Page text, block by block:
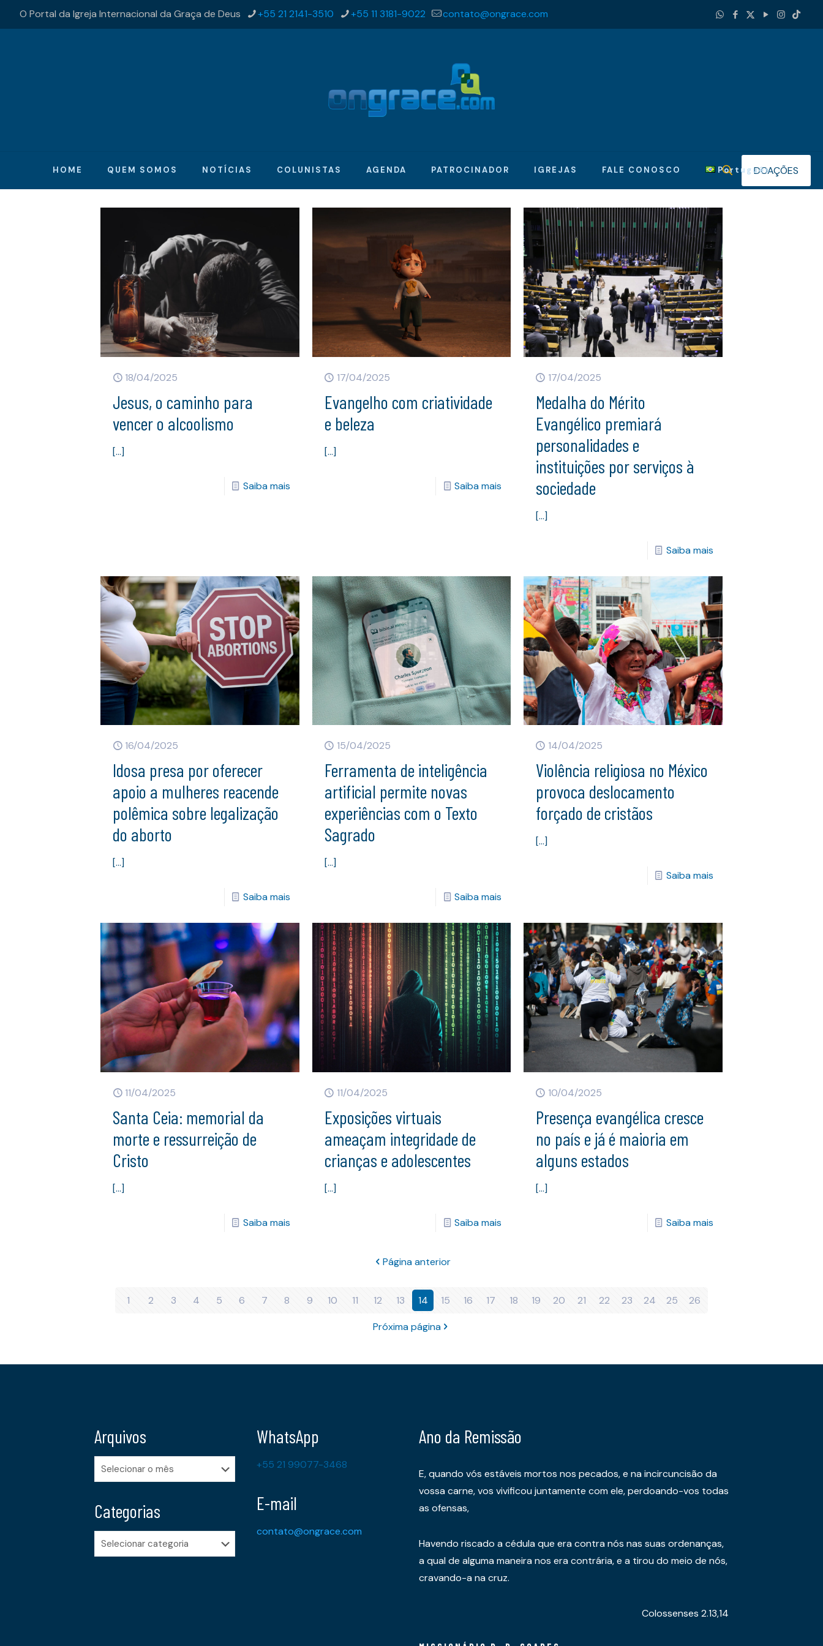
O Portal da Igreja Internacional da Graça de Deus +55 21 2141-3510 +55 11 3181-9022 contato@ongrace.com
HOME QUEM SOMOS NOTÍCIAS COLUNISTAS AGENDA PATROCINADOR IGREJAS FALE CONOSCO PortuguêsDOAÇÕES
18/04/2025
Jesus, o caminho para
vencer o alcoolismo
[…]
Saiba mais
17/04/2025
Evangelho com criatividade
e beleza
[…]
Saiba mais
17/04/2025
Medalha do Mérito
Evangélico premiará
personalidades e
instituições por serviços à
sociedade
[…]
Saiba mais
16/04/2025
Idosa presa por oferecer
apoio a mulheres reacende
polêmica sobre legalização
do aborto
[…]
Saiba mais
15/04/2025
Ferramenta de inteligência
artificial permite novas
experiências com o Texto
Sagrado
[…]
Saiba mais
14/04/2025
Violência religiosa no México
provoca deslocamento
forçado de cristãos
[…]
Saiba mais
11/04/2025
Santa Ceia: memorial da
morte e ressurreição de
Cristo
[…]
Saiba mais
11/04/2025
Exposições virtuais
ameaçam integridade de
crianças e adolescentes
[…]
Saiba mais
10/04/2025
Presença evangélica cresce
no país e já é maioria em
alguns estados
[…]
Saiba mais
Página anterior
1 2 3 4 5 6 7 8 9 10 11 12 13 14 15 16 17 18 19 20 21 22 23 24 25 26
Próxima página
Arquivos
Arquivos
Categorias
Categorias
WhatsApp
+55 21 99077-3468
E-mail
contato@ongrace.com
Ano da Remissão
E, quando vós estáveis mortos nos pecados, e na incircuncisão da
vossa carne, vos vivificou juntamente com ele, perdoando-vos todas
as ofensas,
Havendo riscado a cédula que era contra nós nas suas ordenanças,
a qual de alguma maneira nos era contrária, e a tirou do meio de nós,
cravando-a na cruz.
Colossenses 2.13,14